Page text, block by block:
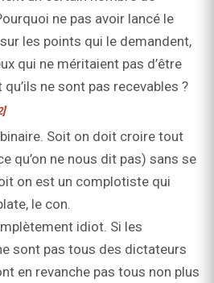
ne pas avoir lancé le
les points qui le demandent,
qui ne méritaient pas d’être
ne sont pas recevables ?
Soit on doit croire tout
qu’on ne nous dit pas) sans se
on est un complotiste qui
le con.
idiot. Si les
sont pas tous des dictateurs
en revanche pas tous non plus